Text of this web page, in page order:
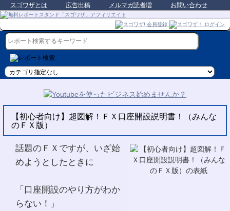
スゴワザとは 広告出稿 メルマガ読者増 お問い合わせ
【初心者向け】超図解！ＦＸ口座開設説明書！（みんな
のＦＸ版）
話題のＦＸですが、いざ始
めようとしたときに
「口座開設のやり方がわか
らない！」